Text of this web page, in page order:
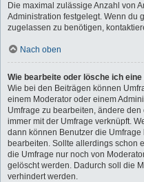
Die maximal zulässige Anzahl von
Administration festgelegt. Wenn du
zugelassen zu benötigen,
Nach oben
Wie bearbeite oder lösche ich
Wie bei den Beiträgen können
einem Moderator oder einem
Umfrage zu bearbeiten, ändere
immer mit der Umfrage verknüpft.
dann können Benutzer die
bearbeiten. Sollte allerdings schon
die Umfrage nur noch von
gelöscht werden. Dadurch soll die
verhindert werden.